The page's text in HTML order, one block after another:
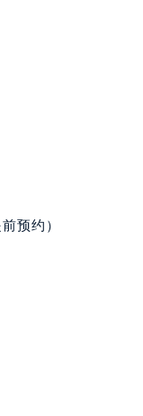
）
）
预约）